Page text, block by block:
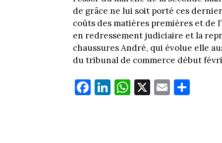
de grâce ne lui soit porté ces
coûts des matières premières et de
en redressement judiciaire et la
chaussures André, qui évolue elle
du tribunal de commerce début
Fa
ce
Li
nk
W
ha
X E
m